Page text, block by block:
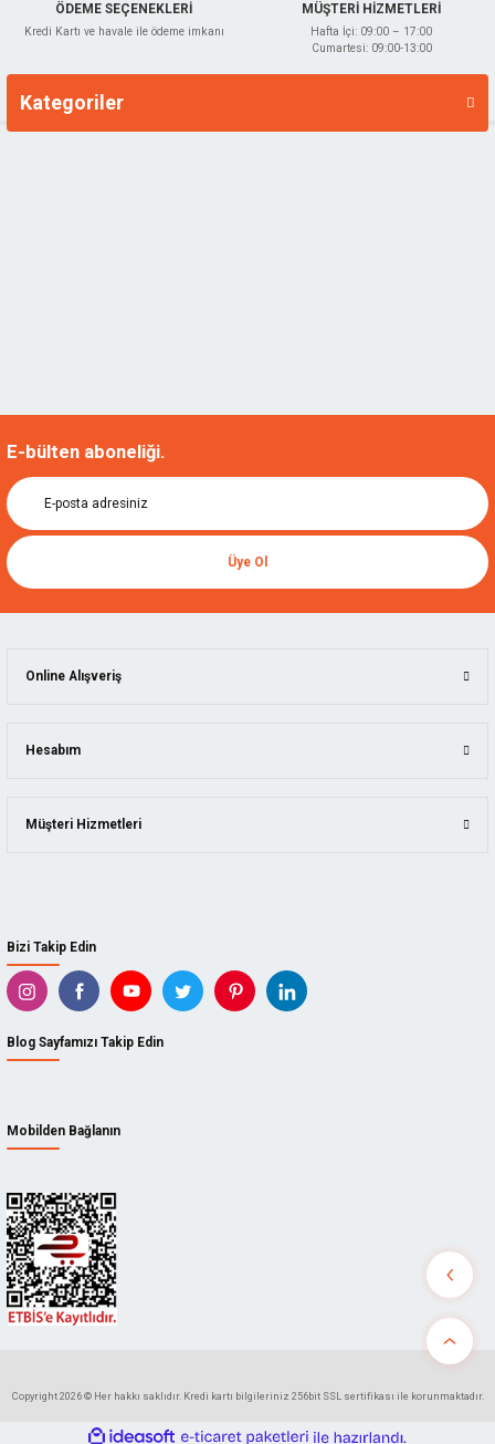
ÖDEME SEÇENEKLERİ
Kredi Kartı ve havale ile ödeme imkanı
MÜŞTERİ HİZMETLERİ
Hafta İçi: 09:00 – 17:00
Cumartesi: 09:00-13:00
Kategoriler
Markalar
E-bülten aboneliği.
Üye Ol
Bizi Takip Edin
Blog Sayfamızı Takip Edin
Mobilden Bağlanın
Online Alışveriş
Hesabım
Müşteri Hizmetleri
Copyright 2026 © Her hakkı saklıdır. Kredi kartı bilgileriniz 256bit SSL sertifikası ile korunmaktadır.
ideasoft e-